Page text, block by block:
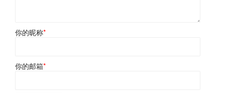
你的昵称*
你的邮箱*